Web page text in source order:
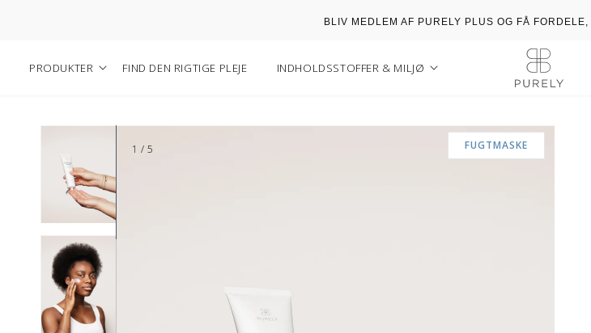
PRODUKTER FIND DEN RIGTIGE PLEJE INDHOLDSSTOFFER & MILJØ
BLIV MEDLEM AF PURELY PLUS OG FÅ
FUGTMASKE
1 /5